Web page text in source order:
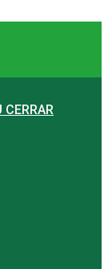
CERRAR